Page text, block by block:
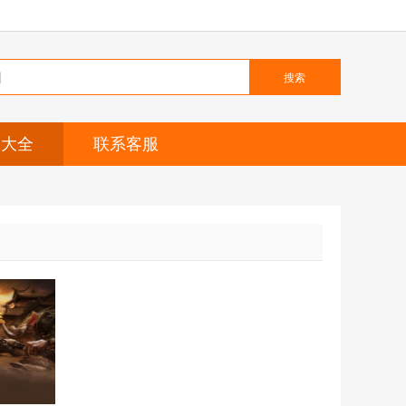
搜索
全 联系客服